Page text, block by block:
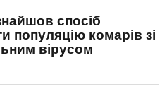
спосіб
популяцію комарів зі
вірусом